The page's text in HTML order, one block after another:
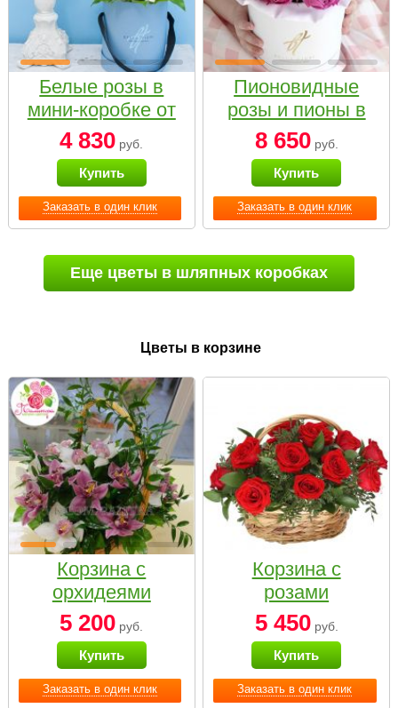
Заказать в один клик
Белые розы в
мини-коробке от
Bella Fiori
4 830 руб.
Купить
Заказать в один клик
Пионовидные
розы и пионы в
белой коробке
Small
8 650руб.
Купить
Еще цветы в шляпных коробках
Цветы в корзине
Заказать в один клик
Корзина с
орхидеями
малая
5 200 руб.
Купить
Заказать в один клик
Корзина с
розами
«Красный
Париж»
5 450руб.
Купить